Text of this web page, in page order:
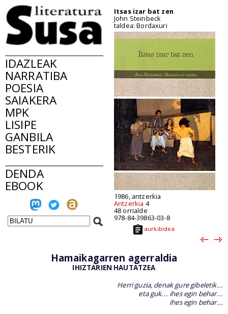
IDAZLEAK
NARRATIBA
POESIA
SAIAKERA
MPK
LISIPE
GANBILA
BESTERIK
DENDA
EBOOK
Itsas izar bat zen
John Steinbeck
taldea: Bordaxuri
1986, antzerkia
Antzerkia 4
48 orrialde
978-84-39863-03-8
aurkibidea
Hamaikagarren agerraldia
IHIZTARIEN HAUTATZEA
Herri guzia, denak gure gibeletik...
eta guk... ihes egin behar...
ihes egin behar...